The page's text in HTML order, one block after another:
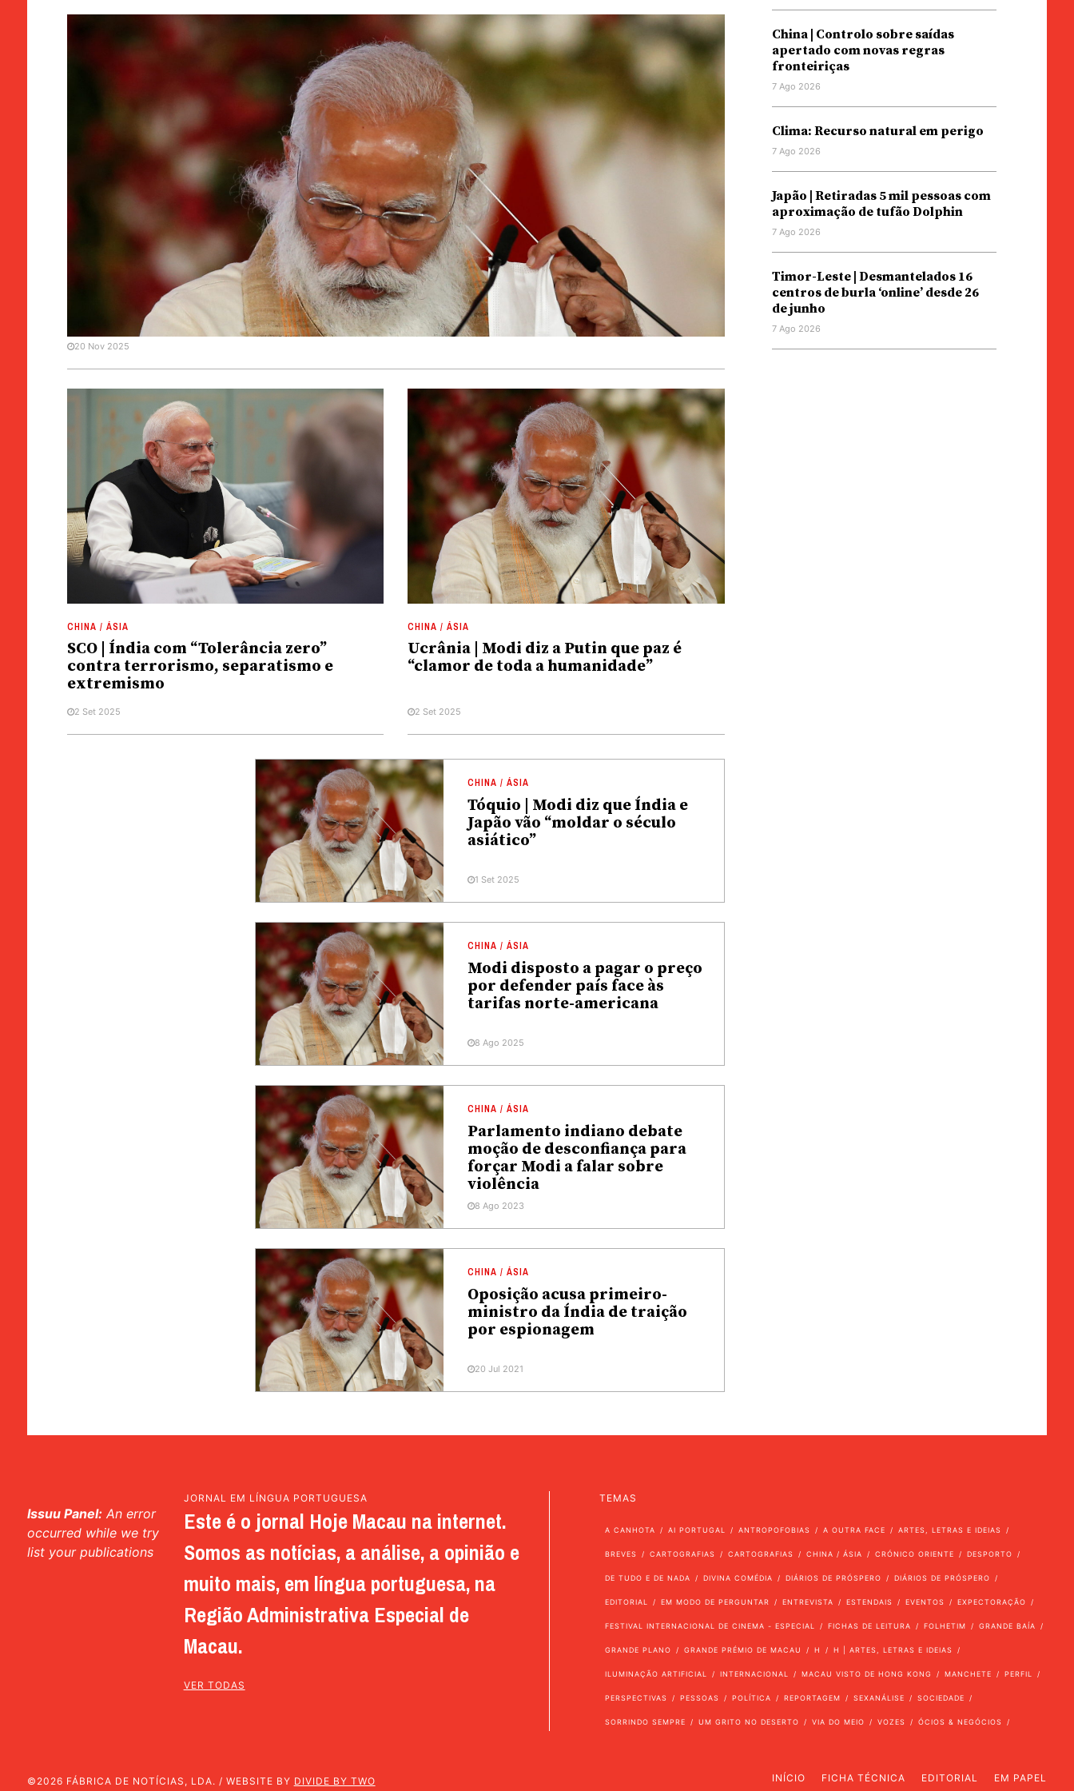
Índia | Modi espera encontrar-se com Putin em
Dezembro
20 Nov 2025
CHINA / ÁSIA
SCO | Índia com “Tolerância zero”
contra terrorismo, separatismo e
extremismo
2 Set 2025
CHINA / ÁSIA
Ucrânia | Modi diz a Putin que paz é
“clamor de toda a humanidade”
2 Set 2025
CHINA / ÁSIA
Tóquio | Modi diz que Índia e
Japão vão “moldar o século
asiático”
1 Set 2025
CHINA / ÁSIA
Modi disposto a pagar o preço
por defender país face às
tarifas norte-americana
8 Ago 2025
CHINA / ÁSIA
Parlamento indiano debate
moção de desconfiança para
forçar Modi a falar sobre
violência
8 Ago 2023
CHINA / ÁSIA
Oposição acusa primeiro-
ministro da Índia de traição
por espionagem
20 Jul 2021
China | Controlo sobre saídas
apertado com novas regras
fronteiriças
7 Ago 2026
Clima: Recurso natural em perigo
7 Ago 2026
Japão | Retiradas 5 mil pessoas com
aproximação de tufão Dolphin
7 Ago 2026
Timor-Leste | Desmantelados 16
centros de burla ‘online’ desde 26
de junho
7 Ago 2026
Issuu Panel: An error
occurred while we try
list your publications
JORNAL EM LÍNGUA PORTUGUESA
Este é o jornal Hoje Macau na internet.
Somos as notícias, a análise, a opinião e
muito mais, em língua portuguesa, na
Região Administrativa Especial de
Macau.
VER TODAS
TEMAS
A CANHOTA AI PORTUGAL ANTROPOFOBIAS A OUTRA FACE ARTES, LETRAS E IDEIAS
BREVES CARTOGRAFIAS CARTOGRAFIAS CHINA / ÁSIA CRÓNICO ORIENTE DESPORTO
DE TUDO E DE NADA DIVINA COMÉDIA DIÁRIOS DE PRÓSPERO DIÁRIOS DE PRÓSPERO
EDITORIAL EM MODO DE PERGUNTAR ENTREVISTA ESTENDAIS EVENTOS EXPECTORAÇÃO
FESTIVAL INTERNACIONAL DE CINEMA - ESPECIAL FICHAS DE LEITURA FOLHETIM GRANDE BAÍA
GRANDE PLANO GRANDE PRÉMIO DE MACAU H H | ARTES, LETRAS E IDEIAS
ILUMINAÇÃO ARTIFICIAL INTERNACIONAL MACAU VISTO DE HONG KONG MANCHETE PERFIL
PERSPECTIVAS PESSOAS POLÍTICA REPORTAGEM SEXANÁLISE SOCIEDADE
SORRINDO SEMPRE UM GRITO NO DESERTO VIA DO MEIO VOZES ÓCIOS & NEGÓCIOS
©2026 FÁBRICA DE NOTÍCIAS, LDA. / WEBSITE BY DIVIDE BY TWO INÍCIO FICHA TÉCNICA EDITORIAL EM PAPEL